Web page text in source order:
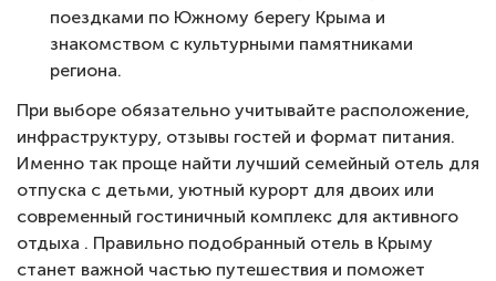
поездками по Южному берегу Крыма и
знакомством с культурными памятниками
региона.
При выборе обязательно учитывайте расположение,
инфраструктуру, отзывы гостей и формат питания.
Именно так проще найти лучший семейный отель для
отпуска с детьми, уютный курорт для двоих или
современный гостиничный комплекс для активного
отдыха . Правильно подобранный отель в Крыму
станет важной частью путешествия и поможет